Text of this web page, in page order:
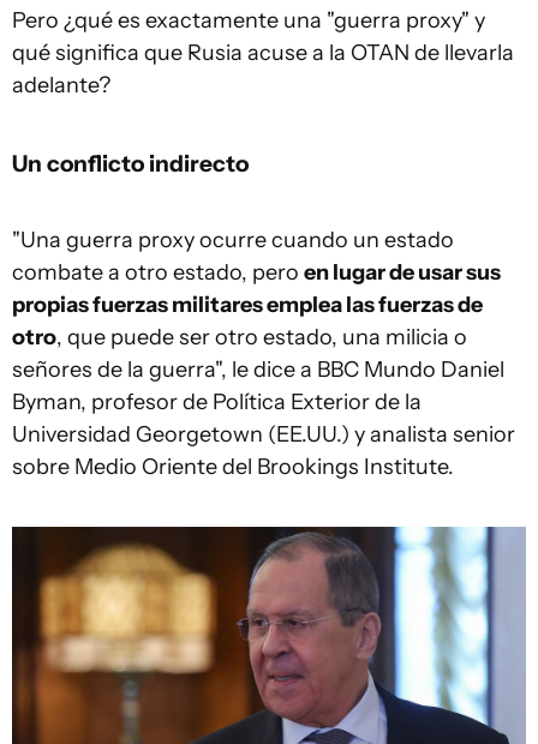
Pero ¿qué es exactamente una "guerra proxy" y
qué significa que Rusia acuse a la OTAN de llevarla
adelante?
Un conflicto indirecto
"Una guerra proxy ocurre cuando un estado
combate a otro estado, pero en lugar de usar sus
propias fuerzas militares emplea las fuerzas de
otro, que puede ser otro estado, una milicia o
señores de la guerra", le dice a BBC Mundo Daniel
Byman, profesor de Política Exterior de la
Universidad Georgetown (EE.UU.) y analista senior
sobre Medio Oriente del Brookings Institute.